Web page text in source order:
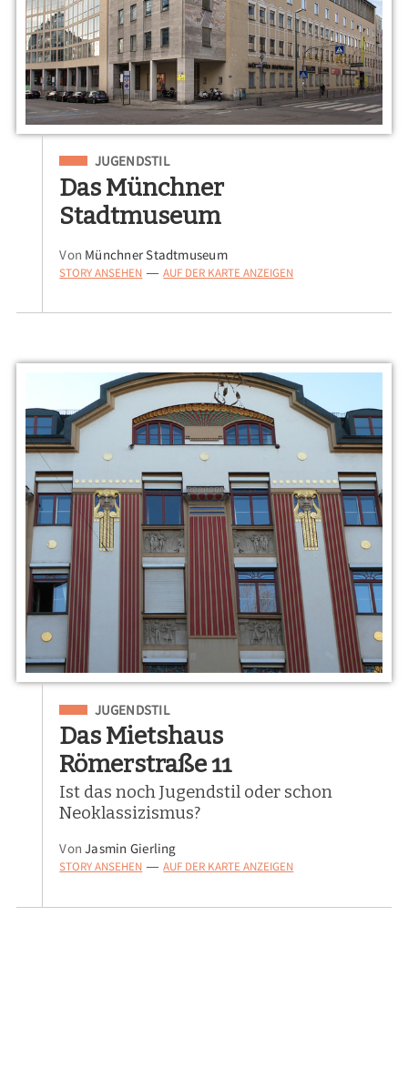
Eingeordnet unter
JUGENDSTIL
Das Münchner
Stadtmuseum
Von Münchner Stadtmuseum
STORY ANSEHEN — AUF DER KARTE ANZEIGEN
Eingeordnet unter
JUGENDSTIL
Das Mietshaus
Römerstraße 11
Ist das noch Jugendstil oder schon
Neoklassizismus?
VonJasmin Gierling
STORY ANSEHEN — AUF DER KARTE ANZEIGEN